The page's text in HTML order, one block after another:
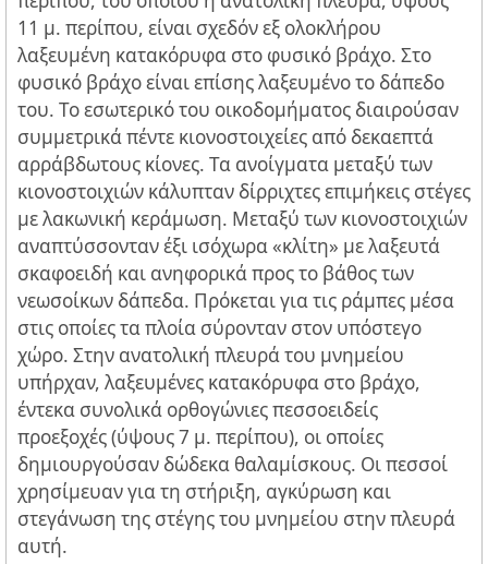
11 μ. περίπου, είναι σχεδόν εξ ολοκλήρου
λαξευμένη κατακόρυφα στο φυσικό βράχο. Στο
φυσικό βράχο είναι επίσης λαξευμένο το δάπεδο
του. Το εσωτερικό του οικοδομήματος διαιρούσαν
συμμετρικά πέντε κιονοστοιχείες από δεκαεπτά
αρράβδωτους κίονες. Τα ανοίγματα μεταξύ των
κιονοστοιχιών κάλυπταν δίρριχτες επιμήκεις στέγες
με λακωνική κεράμωση. Μεταξύ των κιονοστοιχιών
αναπτύσσονταν έξι ισόχωρα «κλίτη» με λαξευτά
σκαφοειδή και ανηφορικά προς το βάθος των
νεωσοίκων δάπεδα. Πρόκεται για τις ράμπες μέσα
στις οποίες τα πλοία σύρονταν στον υπόστεγο
χώρο. Στην ανατολική πλευρά του μνημείου
υπήρχαν, λαξευμένες κατακόρυφα στο βράχο,
έντεκα συνολικά ορθογώνιες πεσσοειδείς
προεξοχές (ύψους 7 μ. περίπου), οι οποίες
δημιουργούσαν δώδεκα θαλαμίσκους. Οι πεσσοί
χρησίμευαν για τη στήριξη, αγκύρωση και
στεγάνωση της στέγης του μνημείου στην πλευρά
αυτή.